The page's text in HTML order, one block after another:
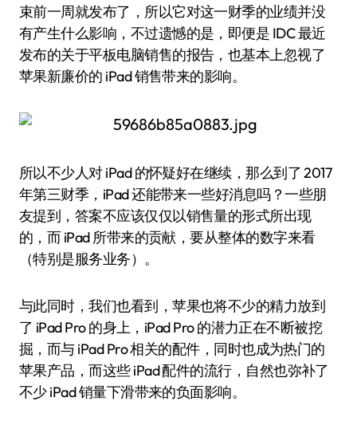
束前一周就发布了，所以它对这一财季的业绩并没
有产生什么影响，不过遗憾的是，即便是 IDC 最近
发布的关于平板电脑销售的报告，也基本上忽视了
苹果新廉价的 iPad 销售带来的影响。
所以不少人对 iPad 的怀疑好在继续，那么到了 2017
年第三财季，iPad 还能带来一些好消息吗？一些朋
友提到，答案不应该仅仅以销售量的形式所出现
的，而 iPad 所带来的贡献，要从整体的数字来看
（特别是服务业务）。
与此同时，我们也看到，苹果也将不少的精力放到
了 iPad Pro 的身上，iPad Pro 的潜力正在不断被挖
掘，而与 iPad Pro 相关的配件，同时也成为热门的
苹果产品，而这些 iPad 配件的流行，自然也弥补了
不少 iPad 销量下滑带来的负面影响。